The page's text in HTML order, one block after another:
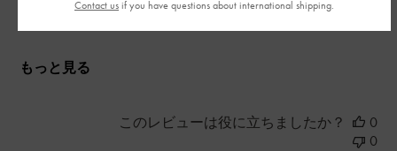
もっと見る
このレビューは役に立ちましたか？
0
0
Contact usif you have questions about international shipping.